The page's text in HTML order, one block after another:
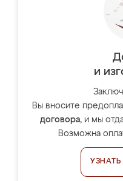
и
Вы вносите
договора, и мы
Возможна